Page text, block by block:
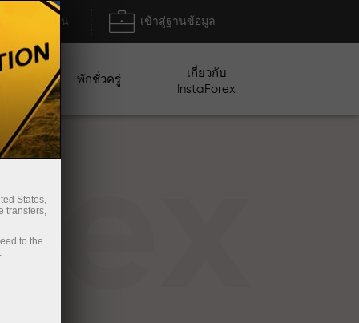
ฝาก/ถอน เข้าสู่ฐานข้อมูล
พักชั่วครู่
เกี่ยวกับ
InstaForex
States,
transfers,
to the